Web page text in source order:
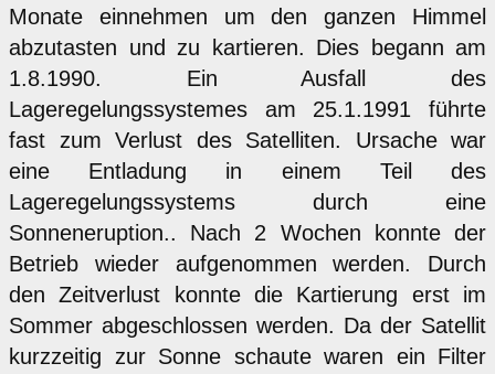
Monate einnehmen um den ganzen Himmel
abzutasten und zu kartieren. Dies begann am
1.8.1990. Ein Ausfall des
Lageregelungssystemes am 25.1.1991 führte
fast zum Verlust des Satelliten. Ursache war
eine Entladung in einem Teil des
Lageregelungssystems durch eine
Sonneneruption.. Nach 2 Wochen konnte der
Betrieb wieder aufgenommen werden. Durch
den Zeitverlust konnte die Kartierung erst im
Sommer abgeschlossen werden. Da der Satellit
kurzzeitig zur Sonne schaute waren ein Filter